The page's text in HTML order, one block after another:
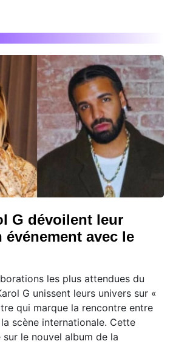
G dévoilent leur
avec le
les plus attendues du
G unissent leurs univers sur «
qui marque la rencontre entre
scène internationale. Cette
le nouvel album de la